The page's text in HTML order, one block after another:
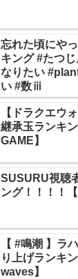
忘れた頃にや
キング #たつ
なりたい
い #数ⅲ
【ドラクエウ
継承玉ランキ
GAME】
SUSURU視聴
ング！！！！
【 #鳴潮 】ラ
り上げランキ
waves】